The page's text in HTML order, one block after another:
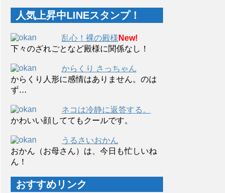
人気上昇中LINEスタンプ！
乱心！裸の殿様 New!
下々のざれごとなど殿様に関係なし！
からくり さっちゃん
からくり人形に感情はありません。のは
ず…
ネコは冷静に返答する。
かわいい顔しててもクールです。
うるさいおかん
おかん（お母さん）は、今日も忙しいね
ん！
おすすめリンク